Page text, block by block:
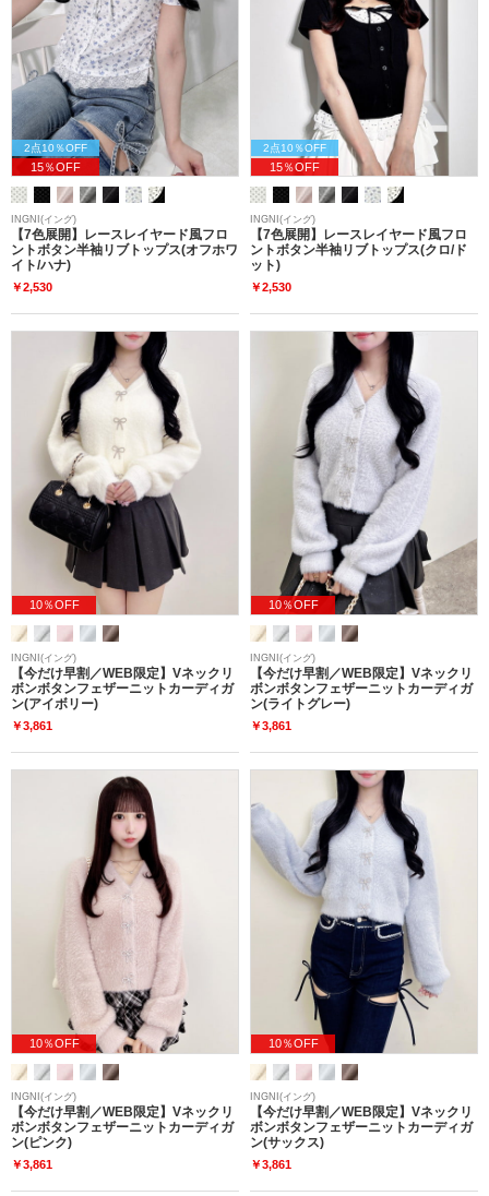
2点10％OFF
15％OFF
INGNI(イング)
【7色展開】レースレイヤード風フロ
ントボタン半袖リブトップス(オフホワ
イト/ハナ)
￥2,530
2点10％OFF
15％OFF
INGNI(イング)
【7色展開】レースレイヤード風フロ
ントボタン半袖リブトップス(クロ/ド
ット)
￥2,530
10％OFF
INGNI(イング)
【今だけ早割／WEB限定】Vネックリ
ボンボタンフェザーニットカーディガ
ン(アイボリー)
￥3,861
10％OFF
INGNI(イング)
【今だけ早割／WEB限定】Vネックリ
ボンボタンフェザーニットカーディガ
ン(ライトグレー)
￥3,861
10％OFF
INGNI(イング)
【今だけ早割／WEB限定】Vネックリ
ボンボタンフェザーニットカーディガ
ン(ピンク)
￥3,861
10％OFF
INGNI(イング)
【今だけ早割／WEB限定】Vネックリ
ボンボタンフェザーニットカーディガ
ン(サックス)
￥3,861